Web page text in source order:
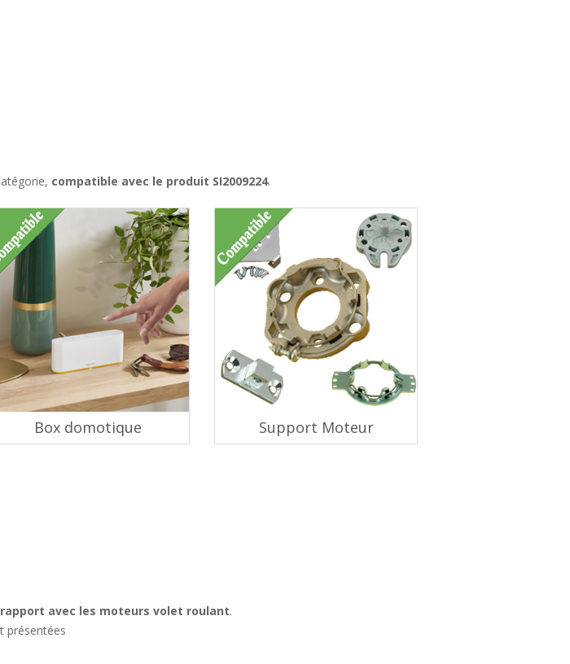
compatible avec le produit SI2009224.
Box domotique Support Moteur
avec les moteurs volet roulant.
présentées